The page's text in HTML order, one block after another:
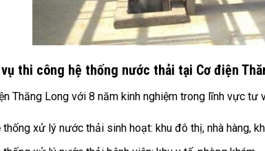
thi công hệ thống nước thải tại Cơ điện
Thăng Long với 8 năm kinh nghiệm trong lĩnh vực tư
thống xử lý nước thải sinh hoạt: khu đô thị, nhà hàng,